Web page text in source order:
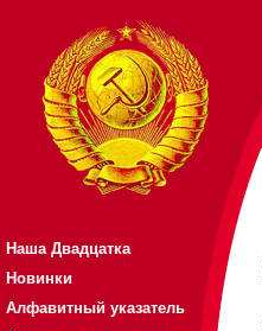
Наша Двадцатка
Новинки
Алфавитный указатель